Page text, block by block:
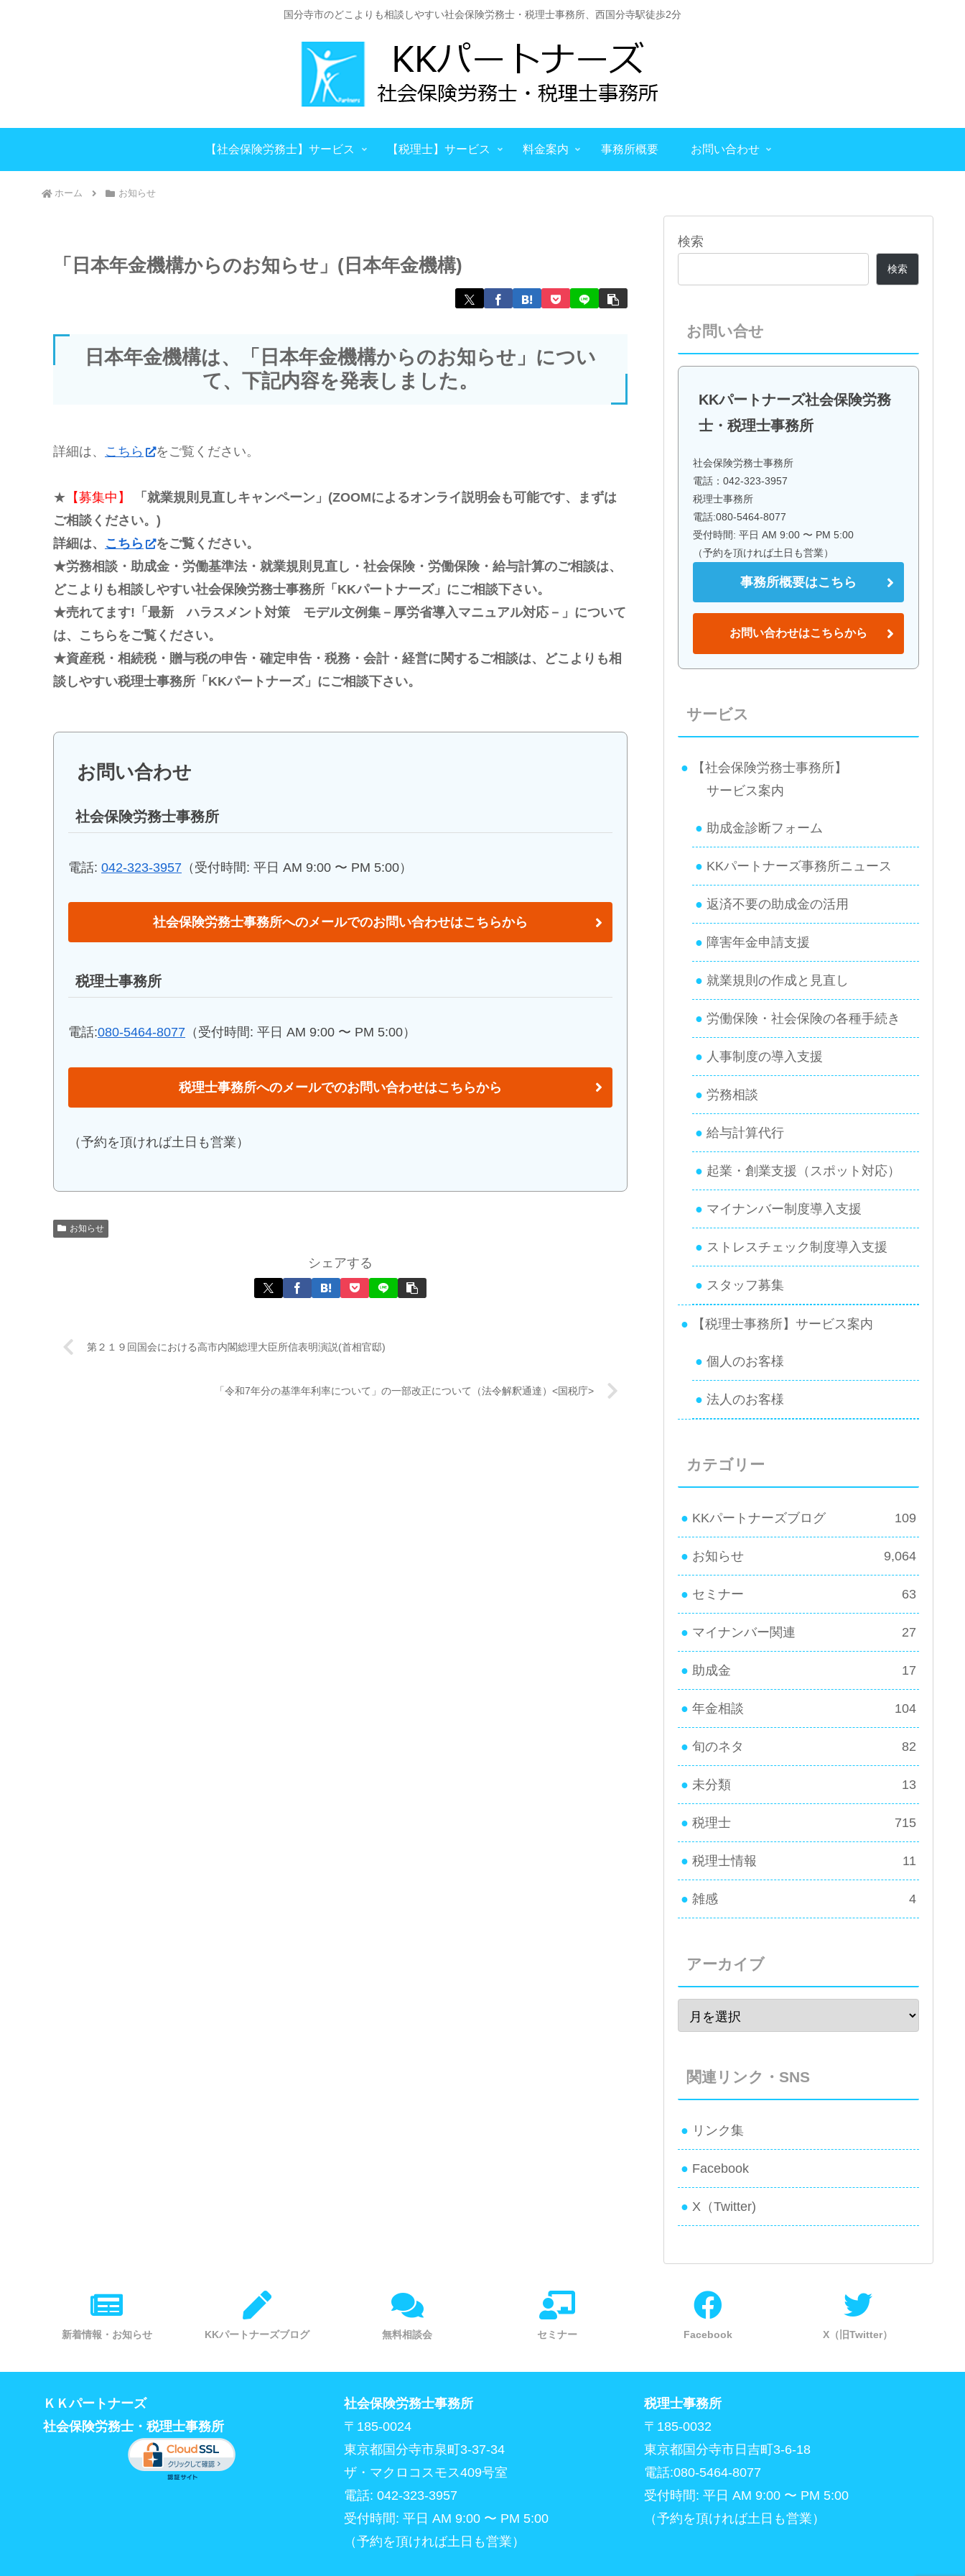
国分寺市のどこよりも相談しやすい社会保険労務士・税理士事務所、西国分寺駅徒歩2分
【社会保険労務士】サービス 【税理士】サービス 料金案内 事務所概要 お問い合わせ
ホーム お知らせ
「日本年金機構からのお知らせ」(日本年金機構)
日本年金機構は、「日本年金機構からのお知らせ」につい
て、下記内容を発表しました。
詳細は、 こちら をご覧ください。
★ 【募集中】
「就業規則見直しキャンペーン」(ZOOMによるオンライ説明会も可能です、まずは
ご相談ください。)
詳細は、 こちら
をご覧ください。
★労務相談・助成金・労働基準法・就業規則見直し・社会保険・労働保険・給与計算のご相談は、
どこよりも相談しやすい社会保険労務士事務所「KKパートナーズ」にご相談下さい。
★売れてます!「最新 ハラスメント対策 モデル文例集－厚労省導入マニュアル対応－」について
は、こちらをご覧ください。
★資産税・相続税・贈与税の申告・確定申告・税務・会計・経営に関するご相談は、どこよりも相
談しやすい税理士事務所「KKパートナーズ」にご相談下さい。
お問い合わせ
社会保険労務士事務所
電話: 042-323-3957 （受付時間: 平日 AM 9:00 〜 PM 5:00）
社会保険労務士事務所へのメールでのお問い合わせはこちらから
税理士事務所
電話:080-5464-8077 （受付時間: 平日 AM 9:00 〜 PM 5:00）
税理士事務所へのメールでのお問い合わせはこちらから
（予約を頂ければ土日も営業）
お知らせ
シェアする
第２１９回国会における高市内閣総理大臣所信表明演説(首相官邸)
「令和7年分の基準年利率について」の一部改正について（法令解釈通達）<国税庁>
検索
検索
お問い合せ
KKパートナーズ社会保険労務
士・税理士事務所
社会保険労務士事務所
電話：042-323-3957
税理士事務所
電話:080-5464-8077
受付時間: 平日 AM 9:00 〜 PM 5:00
（予約を頂ければ土日も営業）
事務所概要はこちら
お問い合わせはこちらから
サービス
【社会保険労務士事務所】
サービス案内
助成金診断フォーム
KKパートナーズ事務所ニュース
返済不要の助成金の活用
障害年金申請支援
就業規則の作成と見直し
労働保険・社会保険の各種手続き
人事制度の導入支援
労務相談
給与計算代行
起業・創業支援（スポット対応）
マイナンバー制度導入支援
ストレスチェック制度導入支援
スタッフ募集
【税理士事務所】サービス案内
個人のお客様
法人のお客様
カテゴリー
KKパートナーズブログ 109
お知らせ 9,064
セミナー 63
マイナンバー関連 27
助成金 17
年金相談 104
旬のネタ 82
未分類 13
税理士 715
税理士情報 11
雑感 4
アーカイブ
関連リンク・SNS
リンク集
Facebook
X（Twitter)
新着情報・お知らせ KKパートナーズブログ 無料相談会 セミナー Facebook X（旧Twitter）
ＫＫパートナーズ
社会保険労務士・税理士事務所
社会保険労務士事務所
〒185-0024
東京都国分寺市泉町3-37-34
ザ・マクロコスモス409号室
電話: 042-323-3957
受付時間: 平日 AM 9:00 〜 PM 5:00
（予約を頂ければ土日も営業）
税理士事務所
〒185-0032
東京都国分寺市日吉町3-6-18
電話:080-5464-8077
受付時間: 平日 AM 9:00 〜 PM 5:00
（予約を頂ければ土日も営業）